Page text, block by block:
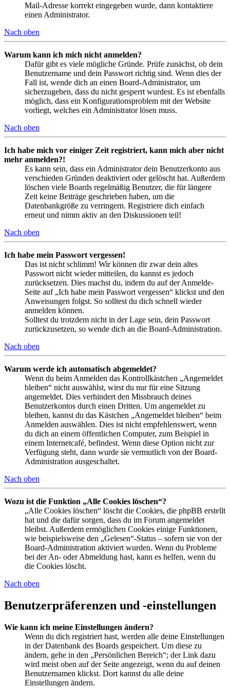
Mail-Adresse korrekt eingegeben wurde, dann kontaktiere
einen Administrator.
Nach oben
Warum kann ich mich nicht anmelden?
Dafür gibt es viele mögliche Gründe. Prüfe zunächst, ob dein
Benutzername und dein Passwort richtig sind. Wenn dies der
Fall ist, wende dich an einen Board-Administrator, um
sicherzugehen, dass du nicht gesperrt wurdest. Es ist ebenfalls
möglich, dass ein Konfigurationsproblem mit der Website
vorliegt, welches ein Administrator lösen muss.
Nach oben
Ich habe mich vor einiger Zeit registriert, kann mich aber nicht
mehr anmelden?!
Es kann sein, dass ein Administrator dein Benutzerkonto aus
verschieden Gründen deaktiviert oder gelöscht hat. Außerdem
löschen viele Boards regelmäßig Benutzer, die für längere
Zeit keine Beiträge geschrieben haben, um die
Datenbankgröße zu verringern. Registriere dich einfach
erneut und nimm aktiv an den Diskussionen teil!
Nach oben
Ich habe mein Passwort vergessen!
Das ist nicht schlimm! Wir können dir zwar dein altes
Passwort nicht wieder mitteilen, du kannst es jedoch
zurücksetzen. Dies machst du, indem du auf der Anmelde-
Seite auf „Ich habe mein Passwort vergessen“ klickst und den
Anweisungen folgst. So solltest du dich schnell wieder
anmelden können.
Solltest du trotzdem nicht in der Lage sein, dein Passwort
zurückzusetzen, so wende dich an die Board-Administration.
Nach oben
Warum werde ich automatisch abgemeldet?
Wenn du beim Anmelden das Kontrollkästchen „Angemeldet
bleiben“ nicht auswählst, wirst du nur für eine Sitzung
angemeldet. Dies verhindert den Missbrauch deines
Benutzerkontos durch einen Dritten. Um angemeldet zu
bleiben, kannst du das Kästchen „Angemeldet bleiben“ beim
Anmelden auswählen. Dies ist nicht empfehlenswert, wenn
du dich an einem öffentlichen Computer, zum Beispiel in
einem Internetcafé, befindest. Wenn diese Option nicht zur
Verfügung steht, dann wurde sie vermutlich von der Board-
Administration ausgeschaltet.
Nach oben
Wozu ist die Funktion „Alle Cookies löschen“?
„Alle Cookies löschen“ löscht die Cookies, die phpBB erstellt
hat und die dafür sorgen, dass du im Forum angemeldet
bleibst. Außerdem ermöglichen Cookies einige Funktionen,
wie beispielsweise den „Gelesen“-Status – sofern sie von der
Board-Administration aktiviert wurden. Wenn du Probleme
bei der An- oder Abmeldung hast, kann es helfen, wenn du
die Cookies löscht.
Nach oben
Benutzerpräferenzen und -einstellungen
Wie kann ich meine Einstellungen ändern?
Wenn du dich registriert hast, werden alle deine Einstellungen
in der Datenbank des Boards gespeichert. Um diese zu
ändern, gehe in den „Persönlichen Bereich“; der Link dazu
wird meist oben auf der Seite angezeigt, wenn du auf deinen
Benutzernamen klickst. Dort kannst du alle deine
Einstellungen ändern.